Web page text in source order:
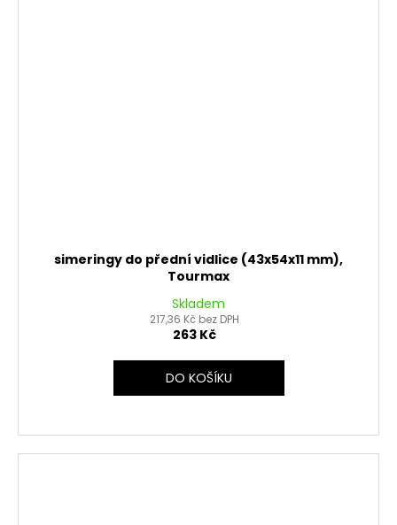
simeringy do přední vidlice (43x54x11 mm),
Tourmax
Skladem
217,36 Kč bez DPH
263 Kč
DO KOŠÍKU